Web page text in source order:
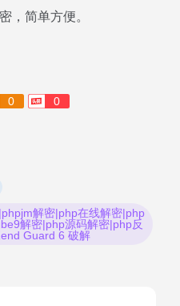
，简单方便。
0 0
解密|php在线解密|php
解密|php源码解密|php反
Guard 6 破解